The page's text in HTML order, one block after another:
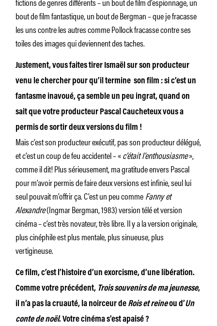
bout de film fantastique, un bout de Bergman – que je fracasse
les uns contre les autres comme Pollock fracasse contre ses
toiles des images qui deviennent des taches.
Justement, vous faites tirer Ismaël sur son producteur
venu le chercher pour qu’il termine son film : si c’est un
fantasme inavoué, ça semble un peu ingrat, quand on
sait que votre producteur Pascal Caucheteux vous a
permis de sortir deux versions du film !
Mais c’est son producteur exécutif, pas son producteur délégué,
et c’est un coup de feu accidentel – «c’était l’enthousiasme»,
comme il dit! Plus sérieusement, ma gratitude envers Pascal
pour m’avoir permis de faire deux versions est infinie, seul lui
seul pouvait m’offrir ça. C’est un peu commeFanny et
Alexandre(Ingmar Bergman, 1983) version télé et version
cinéma – c’est très novateur, très libre. Il y a la version originale,
plus cinéphile est plus mentale, plus sinueuse, plus
vertigineuse.
Ce film, c’est l’histoire d’un exorcisme, d’une libération.
Comme votre précédent, Trois souvenirs de ma jeunesse,
il n’a pas la cruauté, la noirceur de Rois et reineou d’Un
conte de noël. Votre cinéma s’est apaisé ?